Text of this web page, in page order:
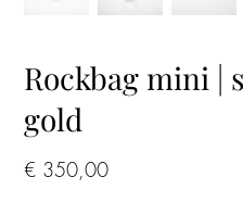
Rockbag mini |
gold
€ 350,00